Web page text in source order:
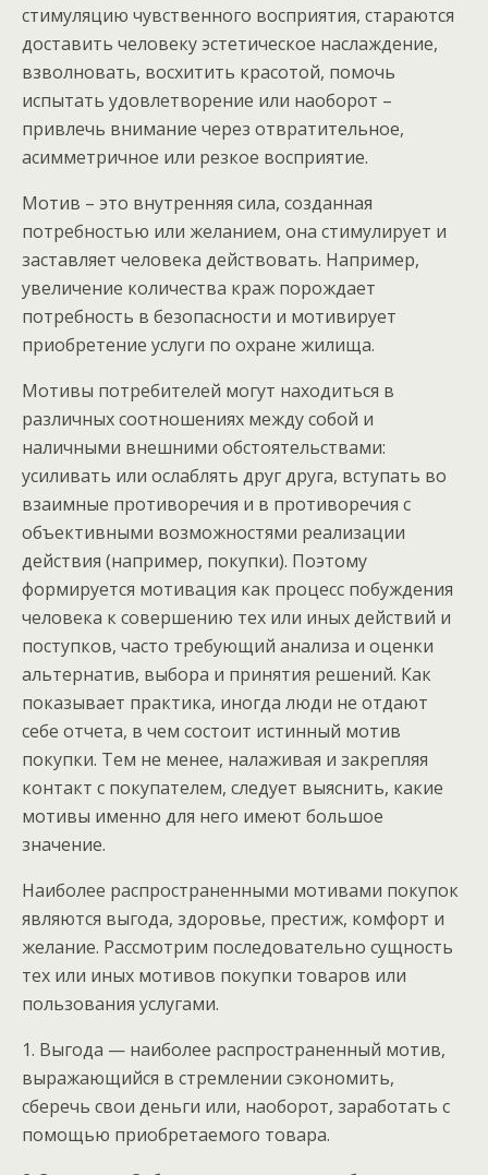
стимуляцию чувственного восприятия, стараются
доставить человеку эстетическое наслаждение,
взволновать, восхитить красотой, помочь
испытать удовлетворение или наоборот –
привлечь внимание через отвратительное,
асимметричное или резкое восприятие.
Мотив – это внутренняя сила, созданная
потребностью или желанием, она стимулирует и
заставляет человека действовать. Например,
увеличение количества краж порождает
потребность в безопасности и мотивирует
приобретение услуги по охране жилища.
Мотивы потребителей могут находиться в
различных соотношениях между собой и
наличными внешними обстоятельствами:
усиливать или ослаблять друг друга, вступать во
взаимные противоречия и в противоречия с
объективными возможностями реализации
действия (например, покупки). Поэтому
формируется мотивация как процесс побуждения
человека к совершению тех или иных действий и
поступков, часто требующий анализа и оценки
альтернатив, выбора и принятия решений. Как
показывает практика, иногда люди не отдают
себе отчета, в чем состоит истинный мотив
покупки. Тем не менее, налаживая и закрепляя
контакт с покупателем, следует выяснить, какие
мотивы именно для него имеют большое
значение.
Наиболее распространенными мотивами покупок
являются выгода, здоровье, престиж, комфорт и
желание. Рассмотрим последовательно сущность
тех или иных мотивов покупки товаров или
пользования услугами.
1. Выгода — наиболее распространенный мотив,
выражающийся в стремлении сэкономить,
сберечь свои деньги или, наоборот, заработать с
помощью приобретаемого товара.